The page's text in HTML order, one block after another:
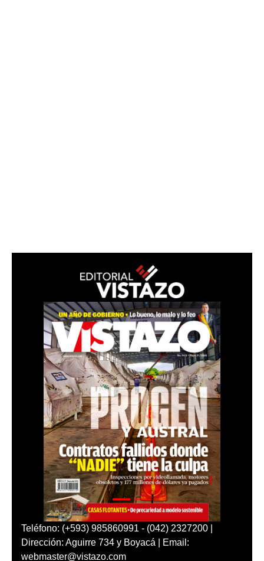
Teléfono: (+593) 985860991 - (042) 2327200 |
Dirección: Aguirre 734 y Boyacá | Email:
webmaster@vistazo.com